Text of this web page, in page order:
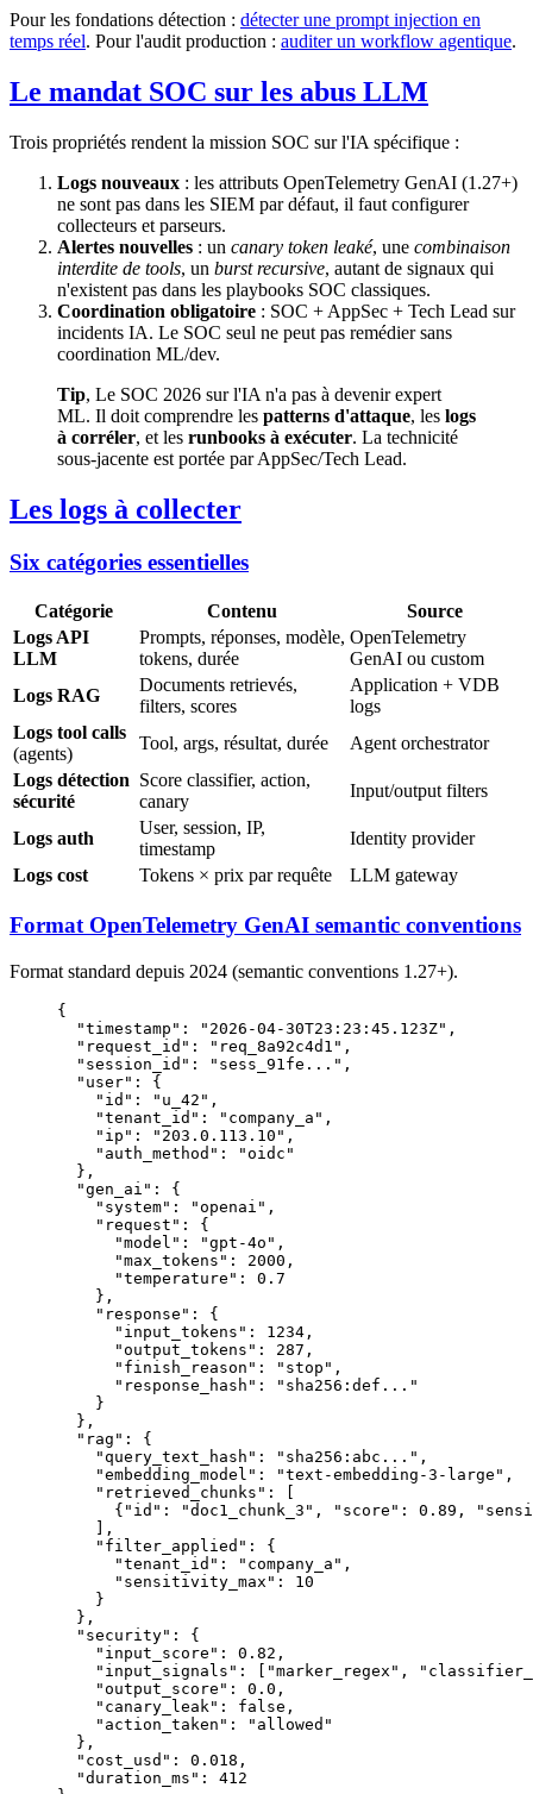
Pour les fondations détection : détecter une prompt injection en
temps réel. Pour l'audit production : auditer un workflow agentique.
Le mandat SOC sur les abus LLM
Trois propriétés rendent la mission SOC sur l'IA spécifique :
Logs nouveaux : les attributs OpenTelemetry GenAI (1.27+)
ne sont pas dans les SIEM par défaut, il faut configurer
collecteurs et parseurs.
Alertes nouvelles : un canary token leaké, une combinaison
interdite de tools, un burst recursive, autant de signaux qui
n'existent pas dans les playbooks SOC classiques.
Coordination obligatoire : SOC + AppSec + Tech Lead sur
incidents IA. Le SOC seul ne peut pas remédier sans
coordination ML/dev.
Tip, Le SOC 2026 sur l'IA n'a pas à devenir expert
ML. Il doit comprendre les patterns d'attaque, les logs
à corréler, et les runbooks à exécuter. La technicité
sous-jacente est portée par AppSec/Tech Lead.
Les logs à collecter
Six catégories essentielles
Catégorie Contenu
Source
Logs API
LLM
Prompts, réponses, modèle,
tokens, durée
OpenTelemetry
GenAI ou custom
Logs RAG
Documents retrievés,
filters, scores
Application + VDB
logs
Logs tool calls
(agents)
Tool, args, résultat, durée
Agent orchestrator
Logs détection
sécurité
Score classifier, action,
canary
Input/output filters
Logs auth
User, session, IP,
timestamp
Identity provider
Logs cost
Tokens × prix par requête LLM gateway
Format OpenTelemetry GenAI semantic conventions
Format standard depuis 2024 (semantic conventions 1.27+).
{
  "timestamp"
: "2026-04-30T23:23:45.123Z" ,
  "request_id"
: "req_8a92c4d1" ,
  "session_id"
: "sess_91fe..." ,
  "user"
: {
    "id"
: "u_42" ,
    "tenant_id"
: "company_a" ,
    "ip"
: "203.0.113.10" ,
    "auth_method"
:
"oidc"
  },
  "gen_ai"
: {
    "system"
: "openai" ,
    "request"
: {
      "model"
: "gpt-4o" ,
      "max_tokens"
: 2000 ,
      "temperature"
: 0.7
    },
    "response"
: {
      "input_tokens"
: 1234 ,
      "output_tokens"
: 287 ,
      "finish_reason"
: "stop" ,
      "response_hash"
:
"sha256:def..."
    }
  },
  "rag"
: {
    "query_text_hash"
: "sha256:abc..." ,
    "embedding_model"
: "text-embedding-3-large" ,
    "retrieved_chunks"
: [
      {
"id" : "doc1_chunk_3" , "score" : 0.89 ,
    ],
    "filter_applied"
: {
      "tenant_id"
: "company_a" ,
      "sensitivity_max"
: 10
    }
  },
  "security"
: {
    "input_score"
: 0.82 ,
    "input_signals"
: [ "marker_regex" ,
    "output_score"
: 0.0 ,
    "canary_leak"
: false ,
    "action_taken"
:
"allowed"
  },
  "cost_usd"
: 0.018 ,
  "duration_ms"
: 412